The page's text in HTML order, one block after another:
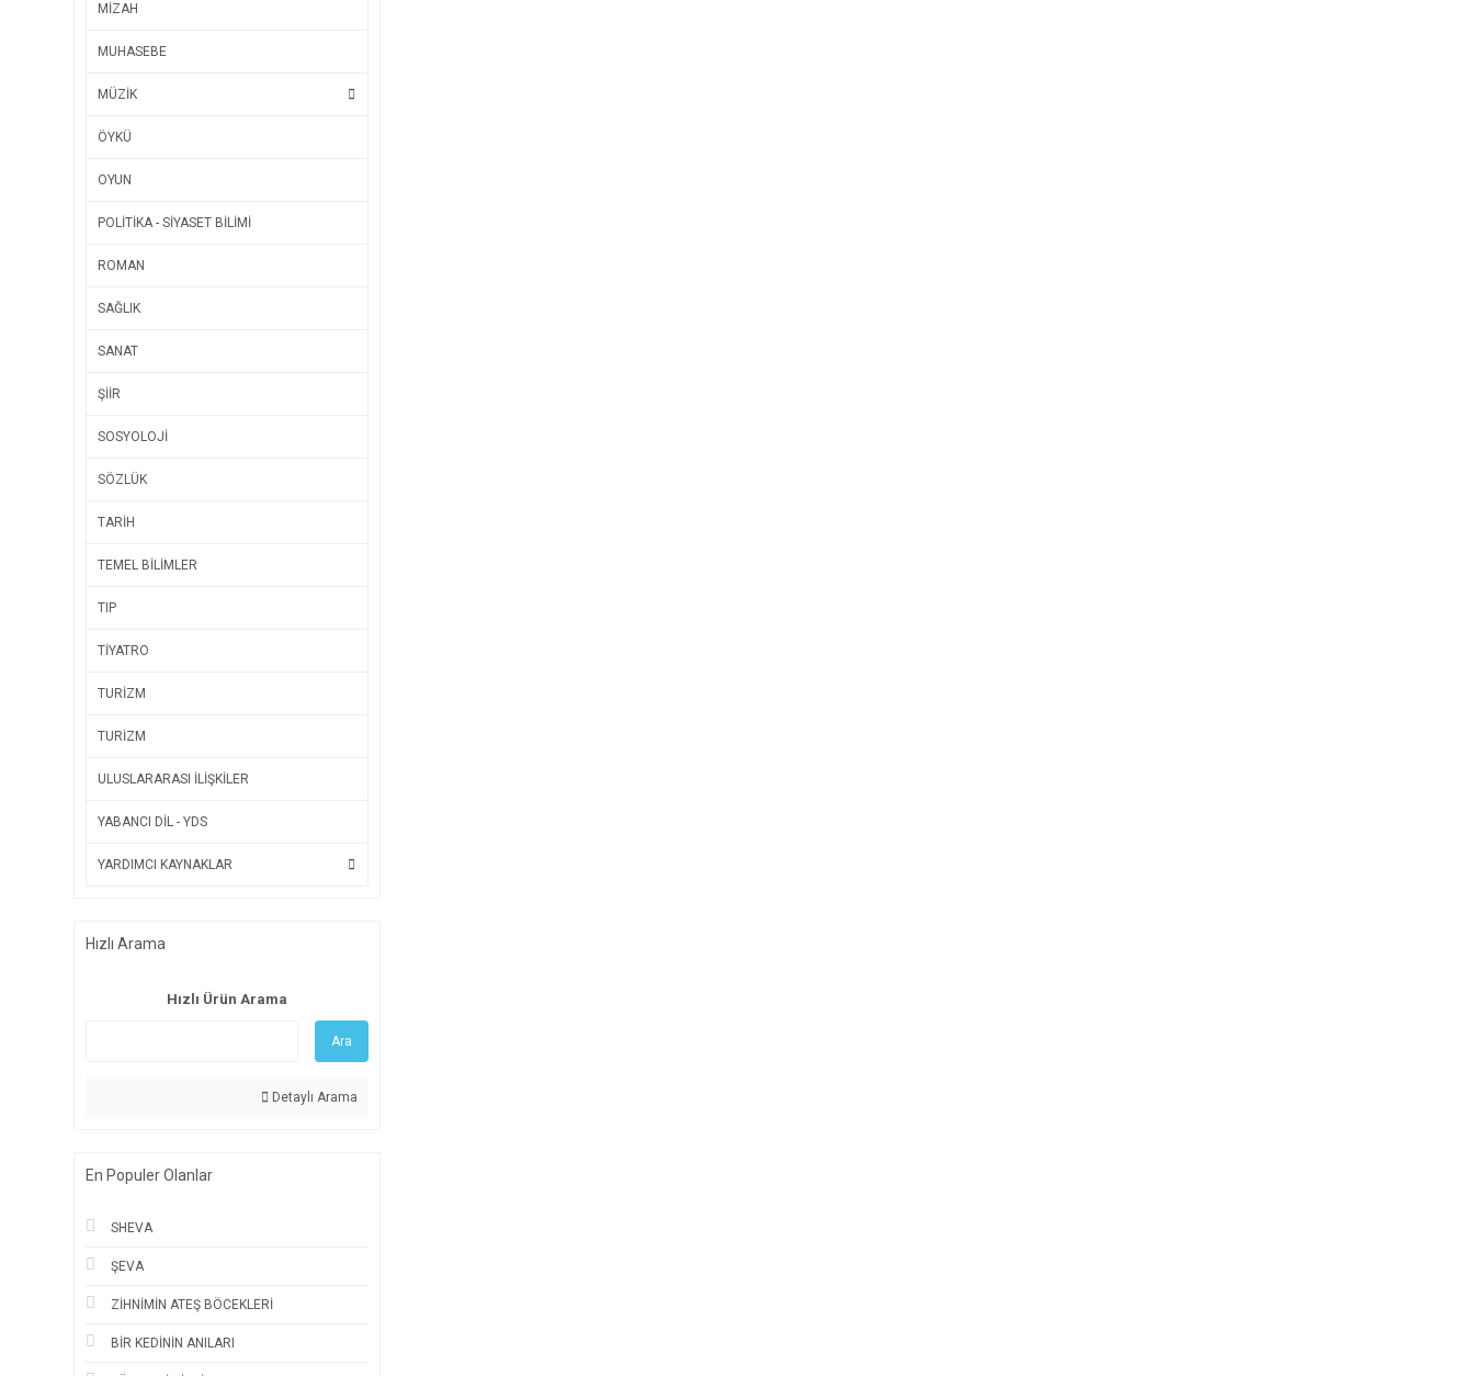
MİZAH
MUHASEBE
MÜZİK
ÖYKÜ
OYUN
POLİTİKA - SİYASET BİLİMİ
ROMAN
SAĞLIK
SANAT
ŞİİR
SOSYOLOJİ
SÖZLÜK
TARİH
TEMEL BİLİMLER
TIP
TİYATRO
TURİZM
TURİZM
ULUSLARARASI İLİŞKİLER
YABANCI DİL - YDS
YARDIMCI KAYNAKLAR
Hızlı Arama
Hızlı Ürün Arama
Ara
Detaylı Arama
En Populer Olanlar
SHEVA
ŞEVA
ZİHNİMİN ATEŞ BÖCEKLERİ
BİR KEDİNİN ANILARI